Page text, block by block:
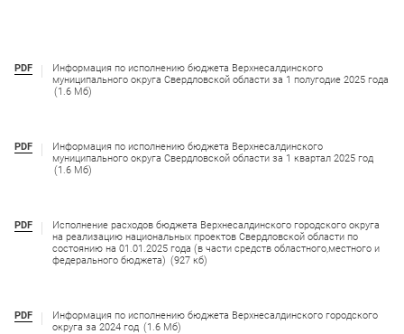
PDF
Информация по исполнению бюджета Верхнесалдинского
муниципального округа Свердловской области за 1 полугодие 2025 года
(1.6 Мб)
PDF
Информация по исполнению бюджета Верхнесалдинского
муниципального округа Свердловской области за 1 квартал 2025 год
(1.6 Мб)
PDF
Исполнение расходов бюджета Верхнесалдинского городского округа
на реализацию национальных проектов Свердловской области по
состоянию на 01.01.2025 года (в части средств областного,местного и
федерального бюджета) (927 кб)
PDF
Информация по исполнению бюджета Верхнесалдинского городского
округа за 2024 год (1.6 Мб)